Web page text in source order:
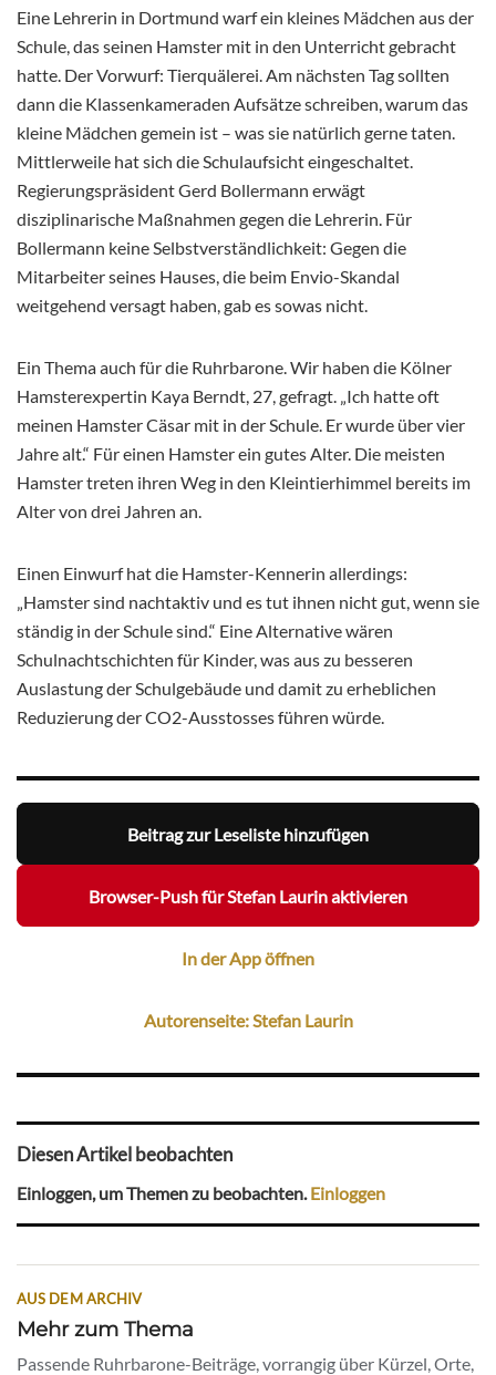
Eine Lehrerin in Dortmund warf ein kleines Mädchen aus der
Schule, das seinen Hamster mit in den Unterricht gebracht
hatte. Der Vorwurf: Tierquälerei. Am nächsten Tag sollten
dann die Klassenkameraden Aufsätze schreiben, warum das
kleine Mädchen gemein ist – was sie natürlich gerne taten.
Mittlerweile hat sich die Schulaufsicht eingeschaltet.
Regierungspräsident Gerd Bollermann erwägt
disziplinarische Maßnahmen gegen die Lehrerin. Für
Bollermann keine Selbstverständlichkeit: Gegen die
Mitarbeiter seines Hauses, die beim Envio-Skandal
weitgehend versagt haben, gab es sowas nicht.
Ein Thema auch für die Ruhrbarone. Wir haben die Kölner
Hamsterexpertin Kaya Berndt, 27, gefragt. „Ich hatte oft
meinen Hamster Cäsar mit in der Schule. Er wurde über vier
Jahre alt.“ Für einen Hamster ein gutes Alter. Die meisten
Hamster treten ihren Weg in den Kleintierhimmel bereits im
Alter von drei Jahren an.
Einen Einwurf hat die Hamster-Kennerin allerdings:
„Hamster sind nachtaktiv und es tut ihnen nicht gut, wenn sie
ständig in der Schule sind.“ Eine Alternative wären
Schulnachtschichten für Kinder, was aus zu besseren
Auslastung der Schulgebäude und damit zu erheblichen
Reduzierung der CO2-Ausstosses führen würde.
Beitrag zur Leseliste hinzufügen
Browser-Push für Stefan Laurin aktivieren
In der App öffnen
Autorenseite: Stefan Laurin
Diesen Artikel beobachten
Einloggen, um Themen zu beobachten.Einloggen
AUS DEM ARCHIV
Mehr zum Thema
Passende Ruhrbarone-Beiträge, vorrangig über Kürzel, Orte,